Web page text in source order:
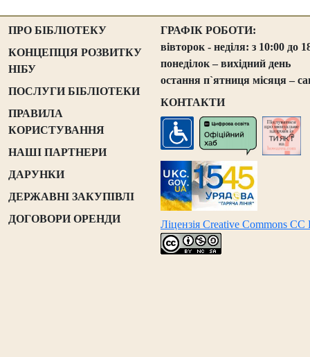
ПРО БІБЛІОТЕКУ
КОНЦЕПЦІЯ РОЗВИТКУ
НІБУ
ПОСЛУГИ БІБЛІОТЕКИ
ПРАВИЛА
КОРИСТУВАННЯ
НАШІ ПАРТНЕРИ
ДАРУНКИ
ДЕРЖАВНІ ЗАКУПІВЛІ
ДОГОВОРИ ОРЕНДИ
ГРАФІК РОБОТИ:
вівторок - неділя: з 10:00 до
понеділок – вихідний день
остання п`ятниця місяця –
КОНТАКТИ
Ліцензія Creative Commons